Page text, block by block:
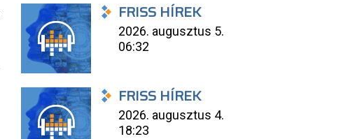
FRISS HÍREK
2026. augusztus 5.
06:32
FRISS HÍREK
2026. augusztus 4.
18:23